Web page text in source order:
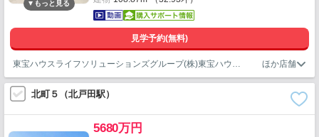
見学予約(無料)
東宝ハウスライフソリューションズグループ(株)東宝ハウス川口営業1課
北町５（北戸田駅）
5680万円